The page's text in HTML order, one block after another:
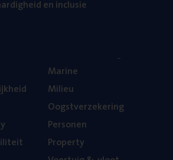
en inclusie
Mari­ne
Mili­eu
Oogst­ver­ze­ke­ring
Per­so­nen
Pro­per­ty